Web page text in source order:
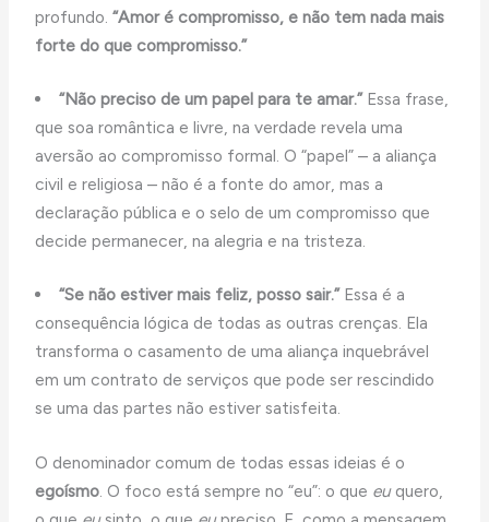
profundo.“Amor é compromisso, e não tem nada mais
forte do que compromisso.”
“Não preciso de um papel para te amar.”Essa frase,
que soa romântica e livre, na verdade revela uma
aversão ao compromisso formal. O “papel” – a aliança
civil e religiosa – não é a fonte do amor, mas a
declaração pública e o selo de um compromisso que
decide permanecer, na alegria e na tristeza.
“Se não estiver mais feliz, posso sair.”Essa é a
consequência lógica de todas as outras crenças. Ela
transforma o casamento de uma aliança inquebrável
em um contrato de serviços que pode ser rescindido
se uma das partes não estiver satisfeita.
O denominador comum de todas essas ideias é o
egoísmo . O foco está sempre no “eu”: o que euquero,